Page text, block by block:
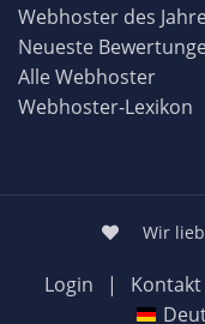
Webhoster des
Neueste
Alle Webhoster
Webhoster-Lexikon
Wir
Login | Kontakt